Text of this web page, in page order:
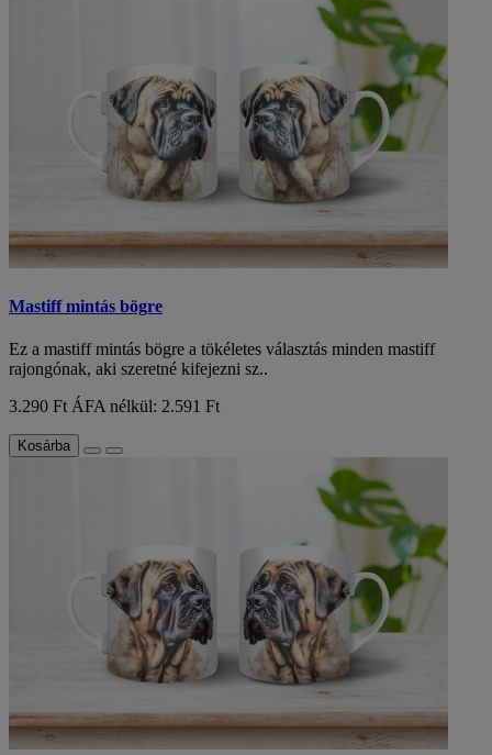
Mastiff mintás bögre
Ez a mastiff mintás bögre a tökéletes választás minden mastiff
rajongónak, aki szeretné kifejezni sz..
3.290 Ft ÁFA nélkül: 2.591 Ft
Kosárba